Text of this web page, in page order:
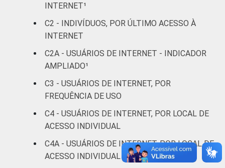
Médio 70
Faixa
etária
De 10 a 15
anos
anos
78
De 25 a 34
anos
71
INTERNET¹
C2 - INDIVÍDUOS, POR ÚLTIMO ACESSO À
INTERNET
C2A - USUÁRIOS DE INTERNET - INDICADOR
AMPLIADO¹
C3 - USUÁRIOS DE INTERNET, POR
FREQUÊNCIA DE USO
C4 - USUÁRIOS DE INTERNET, POR LOCAL DE
ACESSO INDIVIDUAL
C4A - USUÁRIOS DE INTERNET, POR LOCAL DE
ACESSO INDIVIDUAL MAIS FREQUENTE